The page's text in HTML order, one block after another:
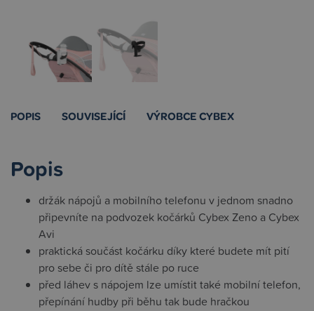
POPIS SOUVISEJÍCÍ VÝROBCE CYBEX
Popis
držák nápojů a mobilního telefonu v jednom snadno
připevníte na podvozek kočárků Cybex Zeno a Cybex
Avi
praktická součást kočárku díky které budete mít pití
pro sebe či pro dítě stále po ruce
před láhev s nápojem lze umístit také mobilní telefon,
přepínání hudby při běhu tak bude hračkou